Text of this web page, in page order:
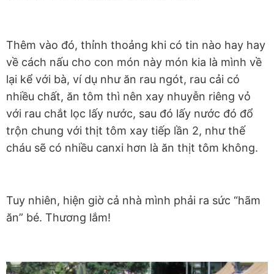
Thêm vào đó, thỉnh thoảng khi có tin nào hay hay
về cách nấu cho con món này món kia là mình về
lại kể với bà, ví dụ như ăn rau ngót, rau cải có
nhiều chất, ăn tôm thì nên xay nhuyễn riêng vỏ
với rau chắt lọc lấy nước, sau đó lấy nước đó đổ
trộn chung với thịt tôm xay tiếp lần 2, như thế
cháu sẽ có nhiều canxi hơn là ăn thịt tôm không.
Tuy nhiên, hiện giờ cả nhà mình phải ra sức “hãm
ăn” bé. Thương lắm!